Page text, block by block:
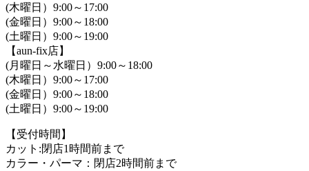
(木曜日）9:00～17:00
(金曜日）9:00～18:00
(土曜日）9:00～19:00
【aun-fix店】
(月曜日～水曜日）9:00～18:00
(木曜日）9:00～17:00
(金曜日）9:00～18:00
(土曜日）9:00～19:00
【受付時間】
カット:閉店1時間前まで
カラー・パーマ：閉店2時間前まで